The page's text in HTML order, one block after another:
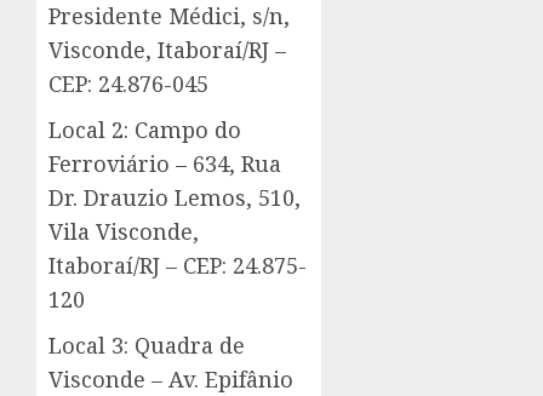
Presidente Médici, s/n,
Visconde, Itaboraí/RJ –
CEP: 24.876-045
Local 2: Campo do
Ferroviário – 634, Rua
Dr. Drauzio Lemos, 510,
Vila Visconde,
Itaboraí/RJ – CEP: 24.875-
120
Local 3: Quadra de
Visconde – Av. Epifânio